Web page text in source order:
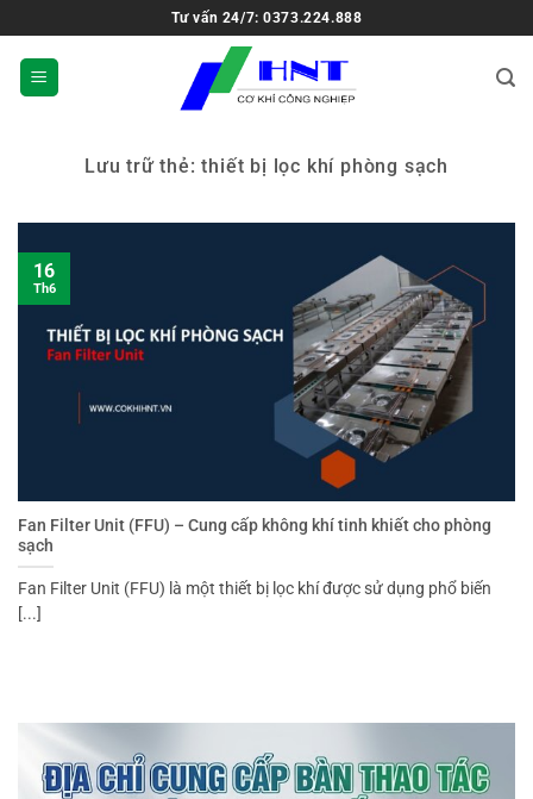
Tư vấn 24/7: 0373.224.888
Lưu trữ thẻ:thiết bị lọc khí phòng sạch
Fan Filter Unit (FFU) – Cung cấp không khí tinh khiết cho phòng
sạch
Fan Filter Unit (FFU) là một thiết bị lọc khí được sử dụng phổ biến
[...]
16
Th6